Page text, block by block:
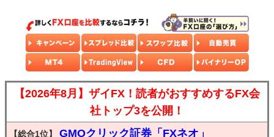
【2026年8月】ザイFX！読者がおすすめするFX会
社トップ3を公開！
【総合1位】 GMOクリック証券「FXネオ」